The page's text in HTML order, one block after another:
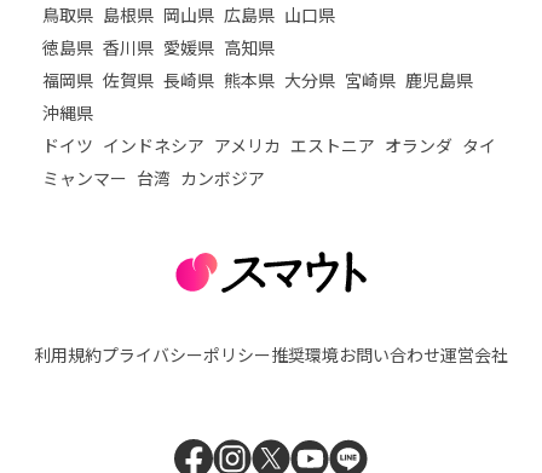
鳥取県 島根県 岡山県 広島県 山口県
徳島県 香川県 愛媛県 高知県
福岡県 佐賀県 長崎県 熊本県 大分県 宮崎県 鹿児島県
沖縄県
ドイツ インドネシア アメリカ エストニア オランダ タイ
ミャンマー 台湾 カンボジア
利用規約プライバシーポリシー推奨環境お問い合わせ運営会社